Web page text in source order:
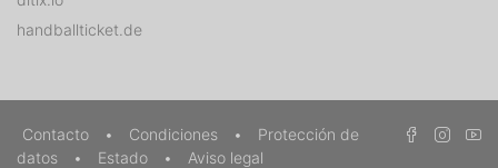
handballticket.de
Contacto • Condiciones •
Protección de
datos
• Estado • Aviso legal